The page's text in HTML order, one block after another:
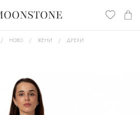
НОВО ЖЕНИ ДРЕХИ